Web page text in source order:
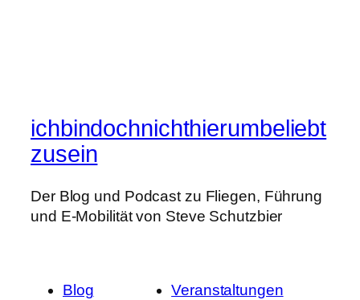
ichbindochnichthierumbeliebt
zusein
Der Blog und Podcast zu Fliegen, Führung
und E-Mobilität von Steve Schutzbier
Blog
Veranstaltungen